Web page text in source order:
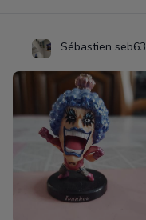
Sébastien seb63